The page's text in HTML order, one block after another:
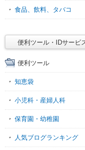
食品、飲料、タバコ
便利ツール・IDサービ
便利ツール
知恵袋
小児科・産婦人科
保育園・幼稚園
人気ブログランキング